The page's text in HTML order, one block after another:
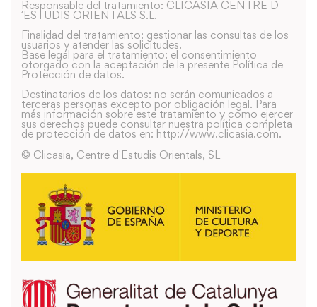
Responsable del tratamiento: CLICASIA CENTRE D
´ESTUDIS ORIENTALS S.L.
Finalidad del tratamiento: gestionar las consultas de los
usuarios y atender las solicitudes.
Base legal para el tratamiento: el consentimiento
otorgado con la aceptación de la presente Política de
Protección de datos.
Destinatarios de los datos: no serán comunicados a
terceras personas excepto por obligación legal. Para
más información sobre este tratamiento y como ejercer
sus derechos puede consultar nuestra política completa
de protección de datos en: http://www.clicasia.com.
© Clicasia, Centre d'Estudis Orientals, SL